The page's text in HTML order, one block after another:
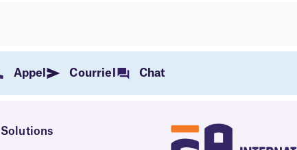
Appel Courriel Chat
Solutions